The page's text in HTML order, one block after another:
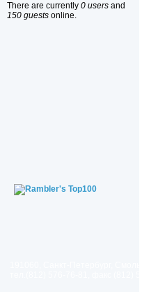
There are currently 0 users and
150 guests online.